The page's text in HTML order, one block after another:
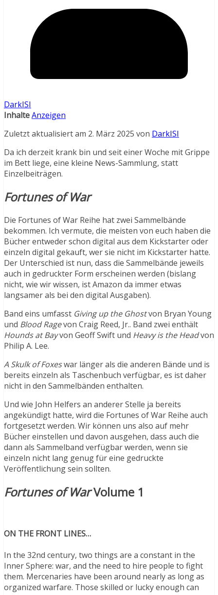
DarkISI
InhalteAnzeigen
Zuletzt aktualisiert am 2. März 2025 von DarkISI
Da ich derzeit krank bin und seit einer Woche mit Grippe
im Bett liege, eine kleine News-Sammlung, statt
Einzelbeiträgen.
Fortunes of War
Die Fortunes of War Reihe hat zwei Sammelbände
bekommen. Ich vermute, die meisten von euch haben die
Bücher entweder schon digital aus dem Kickstarter oder
einzeln digital gekauft, wer sie nicht im Kickstarter hatte.
Der Unterschied ist nun, dass die Sammelbände jeweils
auch in gedruckter Form erscheinen werden (bislang
nicht, wie wir wissen, ist Amazon da immer etwas
langsamer als bei den digital Ausgaben).
Band eins umfasst Giving up the Ghostvon Bryan Young
und Blood Ragevon Craig Reed, Jr.. Band zwei enthält
Hounds at Bayvon Geoff Swift und Heavy is the Headvon
Philip A. Lee.
A Skulk of Foxeswar länger als die anderen Bände und is
bereits einzeln als Taschenbuch verfügbar, es ist daher
nicht in den Sammelbänden enthalten.
Und wie John Helfers an anderer Stelle ja bereits
angekündigt hatte, wird die Fortunes of War Reihe auch
fortgesetzt werden. Wir können uns also auf mehr
Bücher einstellen und davon ausgehen, dass auch die
dann als Sammelband verfügbar werden, wenn sie
einzeln nicht lang genug für eine gedruckte
Veröffentlichung sein sollten.
Fortunes of WarVolume 1
ON THE FRONT LINES…
In the 32nd century, two things are a constant in the
Inner Sphere: war, and the need to hire people to fight
them. Mercenaries have been around nearly as long as
organized warfare. Those skilled or lucky enough can